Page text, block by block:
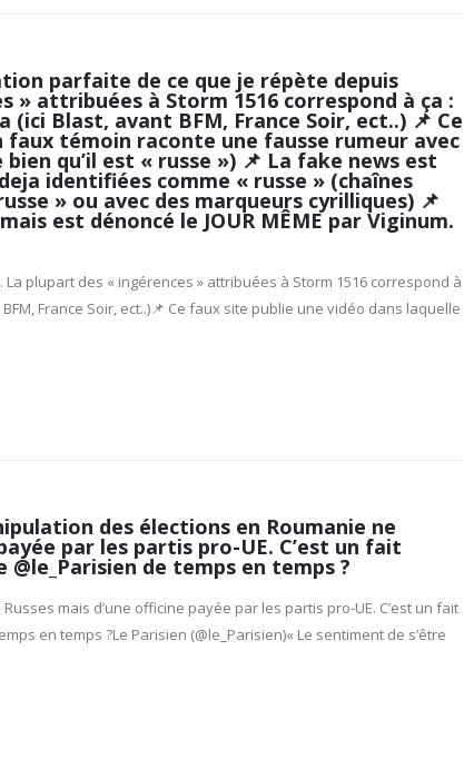
parfaite de ce que je répète depuis
» attribuées à Storm 1516 correspond à ça :
(ici Blast, avant BFM, France Soir, ect..) 📌 Ce
témoin raconte une fausse rumeur avec
bien qu’il est « russe ») 📌 La fake news est
identifiées comme « russe » (chaînes
» ou avec des marqueurs cyrilliques) 📌
est dénoncé le JOUR MÊME par Viginum.
plupart des « ingérences » attribuées à Storm 1516 correspond à
France Soir, ect..)📌 Ce faux site publie une vidéo dans laquelle
des élections en Roumanie ne
par les partis pro-UE. C’est un fait
de temps en temps ?
mais d’une officine payée par les partis pro-UE. C’est un fait
en temps ?Le Parisien (@le_Parisien)« Le sentiment de s’être